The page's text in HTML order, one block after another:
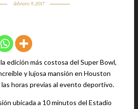
febrero 9, 2017
edición más costosa del Super Bowl,
y lujosa mansión en Houston
las horas previas al evento deportivo.
ubicada a 10 minutos del Estadio